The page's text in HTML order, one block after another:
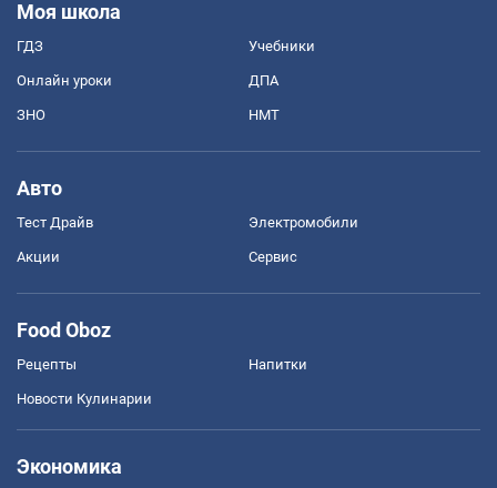
Моя школа
ГДЗ Учебники
Онлайн уроки ДПА
ЗНО НМТ
Авто
Тест Драйв Электромобили
Акции Сервис
Food Oboz
Рецепты Напитки
Новости Кулинарии
Экономика